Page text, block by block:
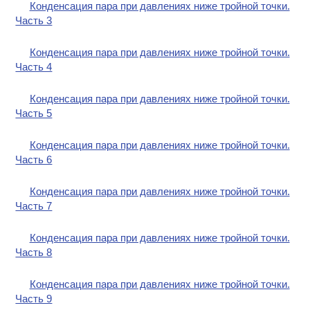
Конденсация пара при давлениях ниже тройной точки.
Часть 3
Конденсация пара при давлениях ниже тройной точки.
Часть 4
Конденсация пара при давлениях ниже тройной точки.
Часть 5
Конденсация пара при давлениях ниже тройной точки.
Часть 6
Конденсация пара при давлениях ниже тройной точки.
Часть 7
Конденсация пара при давлениях ниже тройной точки.
Часть 8
Конденсация пара при давлениях ниже тройной точки.
Часть 9